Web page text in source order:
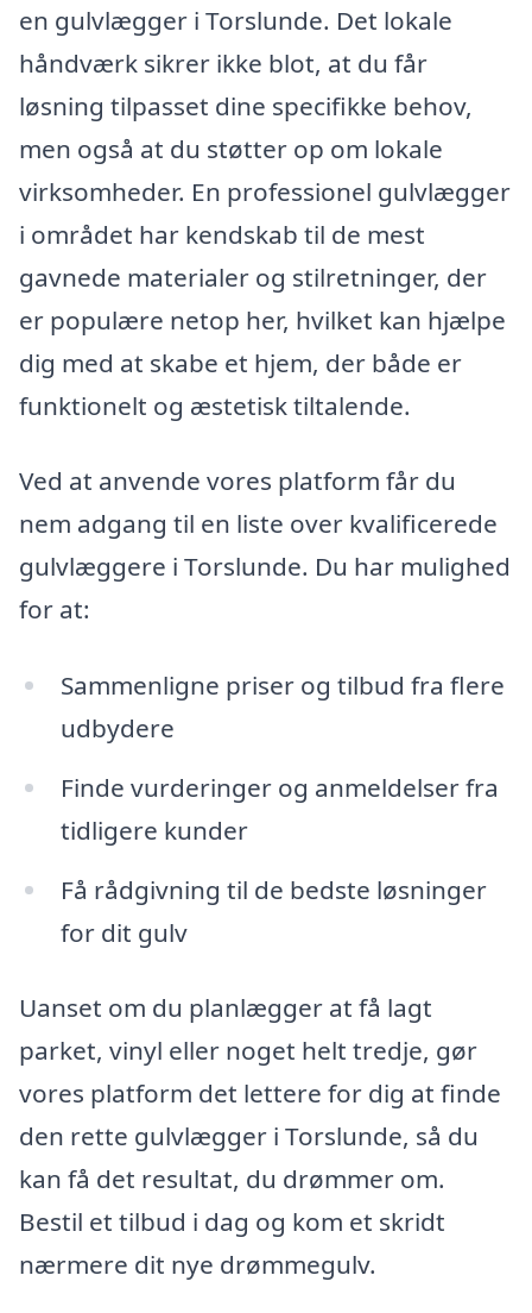
en gulvlægger i Torslunde. Det lokale
håndværk sikrer ikke blot, at du får
løsning tilpasset dine specifikke behov,
men også at du støtter op om lokale
virksomheder. En professionel gulvlægger
i området har kendskab til de mest
gavnede materialer og stilretninger, der
er populære netop her, hvilket kan hjælpe
dig med at skabe et hjem, der både er
funktionelt og æstetisk tiltalende.
Ved at anvende vores platform får du
nem adgang til en liste over kvalificerede
gulvlæggere i Torslunde. Du har mulighed
for at:
Sammenligne priser og tilbud fra flere
udbydere
Finde vurderinger og anmeldelser fra
tidligere kunder
Få rådgivning til de bedste løsninger
for dit gulv
Uanset om du planlægger at få lagt
parket, vinyl eller noget helt tredje, gør
vores platform det lettere for dig at finde
den rette gulvlægger i Torslunde, så du
kan få det resultat, du drømmer om.
Bestil et tilbud i dag og kom et skridt
nærmere dit nye drømmegulv.